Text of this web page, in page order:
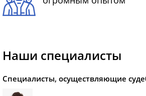
Наши специалисты
Специалисты, осуществляющие